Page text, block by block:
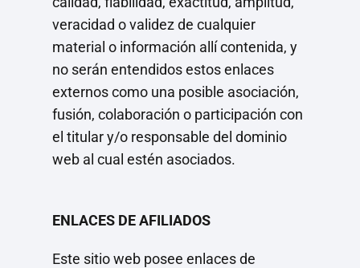
veracidad o validez de cualquier
material o información allí contenida, y
no serán entendidos estos enlaces
externos como una posible asociación,
fusión, colaboración o participación con
el titular y/o responsable del dominio
web al cual estén asociados.
ENLACES DE AFILIADOS
Este sitio web posee enlaces de